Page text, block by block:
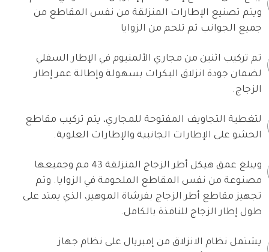
ويتم تصنيع الإطارات المنزلقة من نفس المقاطع من
جميع الجوانب ثم تلحم من الزوايا
تم تركيب اثنين من مجاري الألمنيوم في الإطار السفلي
لضمان جودة انزلاق البكرات بسهولة وإطالة عمر إطار
الزجاج.
لتغطية التجاويف المفتوحة للمجاري، يتم تركيب مقاطع
الحشو على الإطارات الجانبية والإطارات العلوية.
ويبلغ عمق هيكل أطر الزجاج المنزلقة 43 مم وجميعها
مصنوعة من نفس المقاطع الملحومة في الزوايا. وتم
تجهيز مقاطع أطر الزجاج بفرشاة الموهير، الذي يمتد على
طول إطار الزجاج للنافذة بالكامل.
يشتمل نظام الانزلاق من إمبريال على نظام جهاز